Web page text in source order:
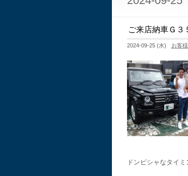
ご来店納車Ｇ３
2024-09-25 (水) お客
ドンピシャなタイ